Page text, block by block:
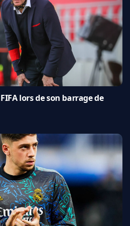
FIFA lors de son barrage de